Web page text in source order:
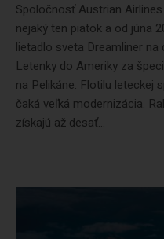
Spoločnosť Austrian
nejaký ten piatok a od júna
lietadlo sveta Dreamliner
Letenky do Ameriky za
na Pelikáne. Flotilu leteckej
čaká veľká modernizácia.
získajú až desať...